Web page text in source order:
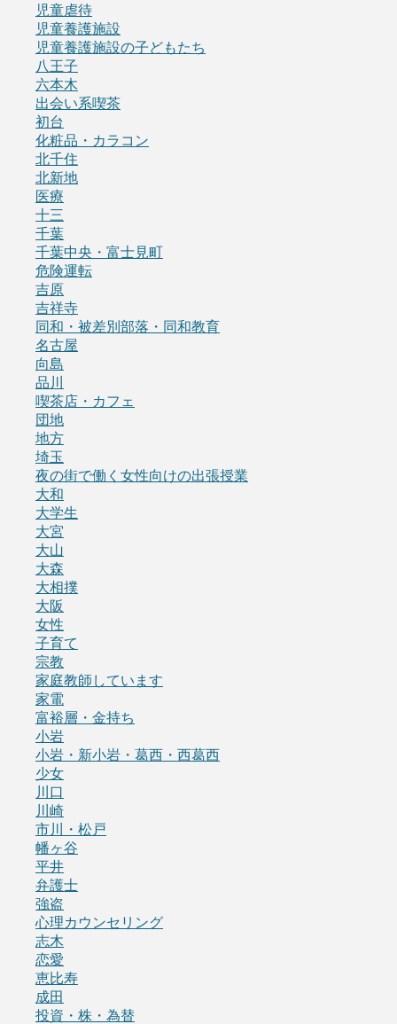
児童虐待
児童養護施設
児童養護施設の子どもたち
八王子
六本木
出会い系喫茶
初台
化粧品・カラコン
北千住
北新地
医療
十三
千葉
千葉中央・富士見町
危険運転
吉原
吉祥寺
同和・被差別部落・同和教育
名古屋
向島
品川
喫茶店・カフェ
団地
地方
埼玉
夜の街で働く女性向けの出張授業
大和
大学生
大宮
大山
大森
大相撲
大阪
女性
子育て
宗教
家庭教師しています
家電
富裕層・金持ち
小岩
小岩・新小岩・葛西・西葛西
少女
川口
川崎
市川・松戸
幡ヶ谷
平井
弁護士
強盗
心理カウンセリング
志木
恋愛
恵比寿
成田
投資・株・為替